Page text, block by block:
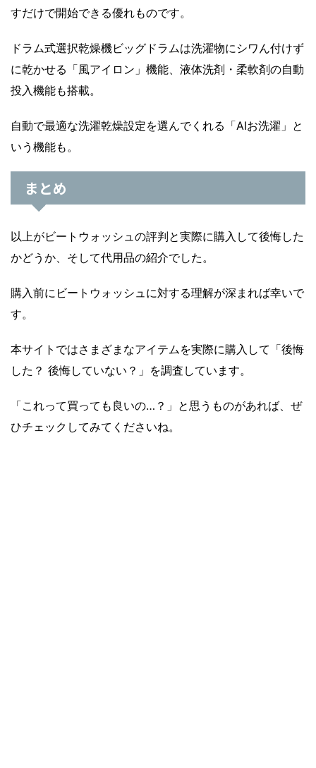
すだけで開始できる優れものです。
ドラム式選択乾燥機ビッグドラムは洗濯物にシワん付けず
に乾かせる「風アイロン」機能、液体洗剤・柔軟剤の自動
投入機能も搭載。
自動で最適な洗濯乾燥設定を選んでくれる「AIお洗濯」と
いう機能も。
まとめ
以上がビートウォッシュの評判と実際に購入して後悔した
かどうか、そして代用品の紹介でした。
購入前にビートウォッシュに対する理解が深まれば幸いで
す。
本サイトではさまざまなアイテムを実際に購入して「後悔
した？ 後悔していない？」を調査しています。
「これって買っても良いの…？」と思うものがあれば、ぜ
ひチェックしてみてくださいね。